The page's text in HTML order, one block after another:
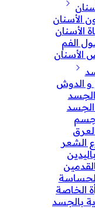
الأسنان
الأسنان
الفم
الأسنان
و الدوش
الشعر
الخاصة
بالجسد